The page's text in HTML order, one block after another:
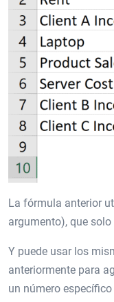
La fórmula anterior
argumento), que
Y puede usar los
anteriormente para
un número